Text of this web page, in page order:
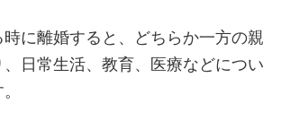
に離婚すると、どちらか一方の親
日常生活、教育、医療などについ